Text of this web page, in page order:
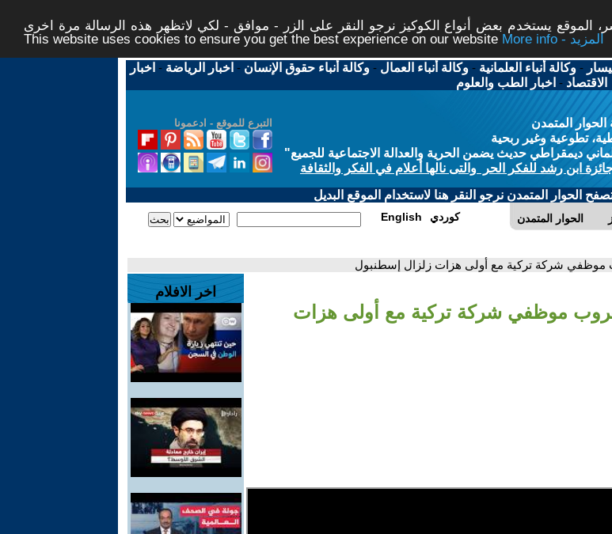
الموقع يستخدم بعض أنواع الكوكيز نرجو النقر على الزر - موافق - لكي لاتظهر هذه الرسالة مرة اخرى -
This website uses cookies to ensure you get the best experience on our website
More info - المزيد
-وكالة أنباء العلمانية -وكالة أنباء العمال -وكالة أنباء حقوق الإنسان - اخبار الرياضة - اخبار
الاقتصاد - اخبار الطب والعلوم
التبرع للموقع - ادعمونا
المتمدن
تطوعية وغير ربحية
ديمقراطي حديث يضمن الحرية والعدالة الاجتماعية للجميع"
ابن رشد للفكر الحر والتى نالها أعلام في الفكر والثقافة
الحوار المتمدن نرجو النقر هنا لاستخدام الموقع البديل
الحوار المتمدن English كوردي
شركة تركية مع أولى هزات زلزال إسطنبول
موظفي شركة تركية مع أولى هزات
اخر الافلام